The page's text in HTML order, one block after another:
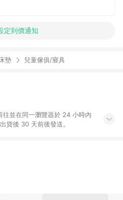
定到價通知
墊 兒童傢俱/寢具
往並在同一瀏覽器於 24 小時內
貨後 30 天前後發送。